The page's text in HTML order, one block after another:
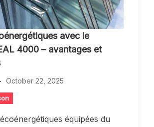
avec le
4000 – avantages et
October 22, 2025
équipées du